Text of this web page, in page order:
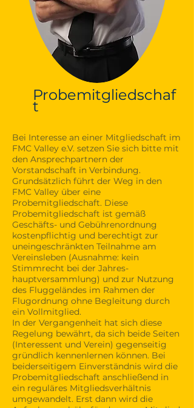
Probemitgliedschaf
t
Bei Interesse an einer Mitgliedschaft im
FMC Valley e.V. setzen Sie sich bitte mit
den Ansprechpartnern der
Vorstandschaft in Verbindung.
Grundsätzlich führt der Weg in den
FMC Valley über eine
Probemitgliedschaft. Diese
Probemitgliedschaft ist gemäß
Geschäfts- und Gebührenordnung
kostenpflichtig und berechtigt zur
uneingeschränkten Teilnahme am
Vereinsleben (Ausnahme: kein
Stimmrecht bei der Jahres-
hauptversammlung) und zur Nutzung
des Fluggeländes im Rahmen der
Flugordnung ohne Begleitung durch
ein Vollmitglied.
In der Vergangenheit hat sich diese
Regelung bewährt, da sich beide Seiten
(Interessent und Verein) gegenseitig
gründlich kennenlernen können. Bei
beiderseitigem Einverständnis wird die
Probemitgliedschaft anschließend in
ein reguläres Mitgliedsverhältnis
umgewandelt. Erst dann wird die